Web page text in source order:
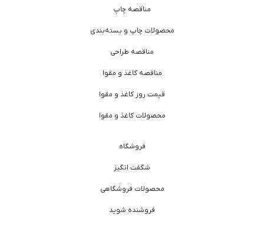
مناقصه چاپ
محصولات چاپ و بسته‌بندی
مناقصه طراحی
مناقصه کاغذ و مقوا
قیمت روز کاغذ و مقوا
محصولات کاغذ و مقوا
فروشگاه
شگفت انگیز
محصولات فروشگاهی
فروشنده شوید